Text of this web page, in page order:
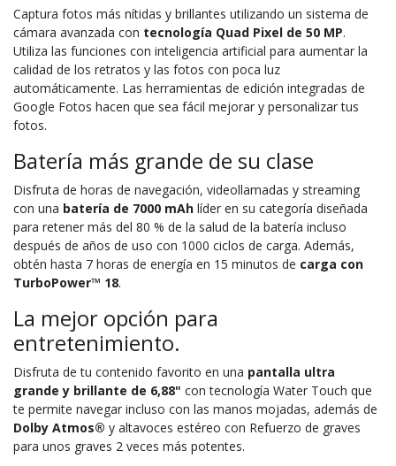
Captura fotos más nítidas y brillantes utilizando un sistema de
cámara avanzada con tecnología Quad Pixel de 50 MP.
Utiliza las funciones con inteligencia artificial para aumentar la
calidad de los retratos y las fotos con poca luz
automáticamente. Las herramientas de edición integradas de
Google Fotos hacen que sea fácil mejorar y personalizar tus
fotos.
Batería más grande de su clase
Disfruta de horas de navegación, videollamadas y streaming
con una batería de 7000 mAh líder en su categoría diseñada
para retener más del 80 % de la salud de la batería incluso
después de años de uso con 1000 ciclos de carga. Además,
obtén hasta 7 horas de energía en 15 minutos de carga con
TurboPower™ 18.
La mejor opción para
entretenimiento.
Disfruta de tu contenido favorito en una pantalla ultra
grande y brillante de 6,88" con tecnología Water Touch que
te permite navegar incluso con las manos mojadas, además de
Dolby Atmos® y altavoces estéreo con Refuerzo de graves
para unos graves 2 veces más potentes.